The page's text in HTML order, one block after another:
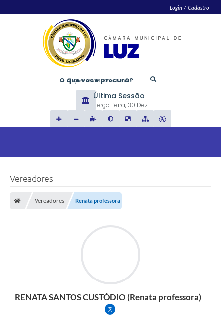
Login / Cadastro
O que voce procura?
Última Sessão
Terça-feira 30 Dez
Vereadores
Vereadores Renata professora
RENATA SANTOS CUSTÓDIO (Renata professora)